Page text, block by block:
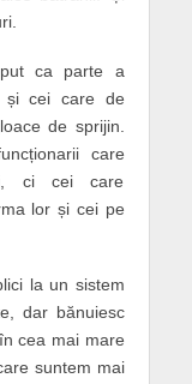
ca parte a
și cei care de
de sprijin.
care
ci cei care
lor și cei pe
la un sistem
dar bănuiesc
cea mai mare
suntem mai